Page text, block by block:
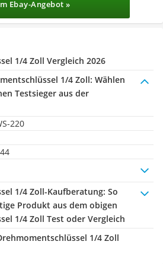
Ebay-Angebot »
1/4 Zoll Vergleich 2026
1/4 Zoll: Wählen
Testsieger aus der
220
1/4 Zoll-Kaufberatung: So
Produkt aus dem obigen
1/4 Zoll Test oder Vergleich
1/4 Zoll